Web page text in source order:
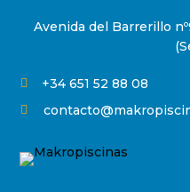
Avenida del Barrerillo
 +34 651 52 88 08
